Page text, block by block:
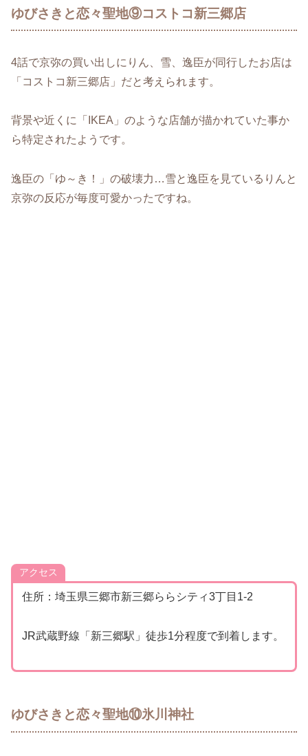
ゆびさきと恋々聖地⑨コストコ新三郷店
4話で京弥の買い出しにりん、雪、逸臣が同行したお店は
「コストコ新三郷店」だと考えられます。
背景や近くに「IKEA」のような店舗が描かれていた事か
ら特定されたようです。
逸臣の「ゆ～き！」の破壊力…雪と逸臣を見ているりんと
京弥の反応が毎度可愛かったですね。
アクセス
住所：埼玉県三郷市新三郷ららシティ3丁目1‐2
JR武蔵野線「新三郷駅」徒歩1分程度で到着します。
ゆびさきと恋々聖地⑩氷川神社